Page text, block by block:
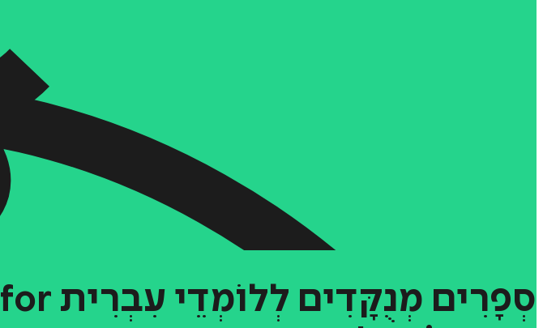
סְפָרִים מְנֻקָּדִים לְלוֹמְדֵי עִבְרִית for